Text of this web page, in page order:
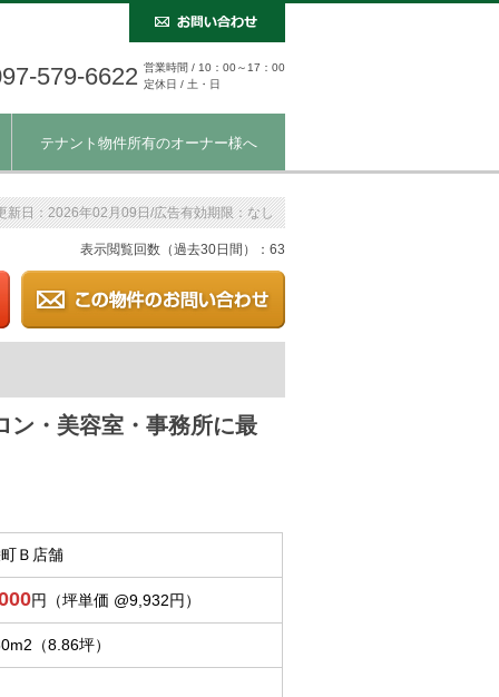
579-6622 営業時間 / 10：00～17：00
定休日 / 土・日
テナント物件所有のオーナー様へ
新日：2026年02月09日/広告有効期限：なし
表示閲覧回数（過去30日間）：63
ン・美容室・事務所に最
Ｂ店舗
円（坪単価 @9,932円）
2 （8.86坪）